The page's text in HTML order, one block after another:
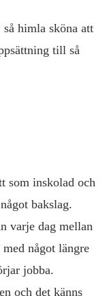
himla sköna att
till så
som inskolad och
bakslag.
varje dag mellan
något längre
jobba.
och det känns